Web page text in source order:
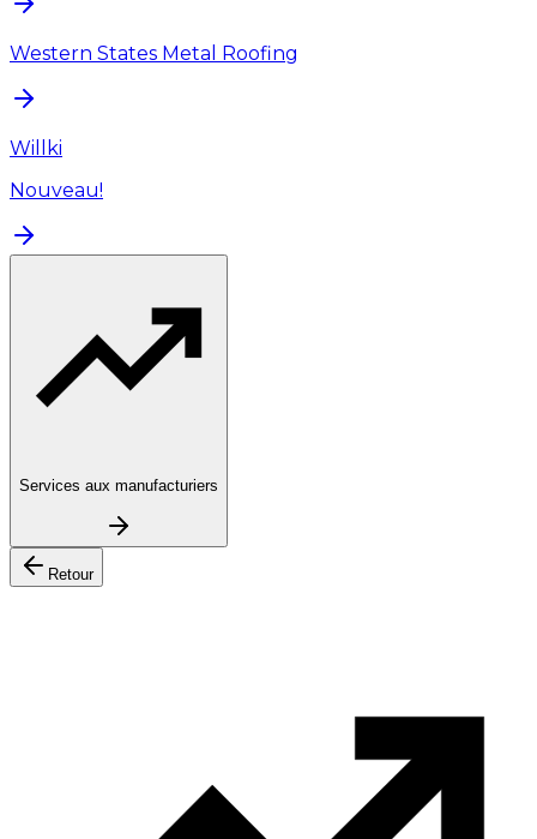
Western States Metal Roofing
Willki
Nouveau!
Services aux manufacturiers
Retour